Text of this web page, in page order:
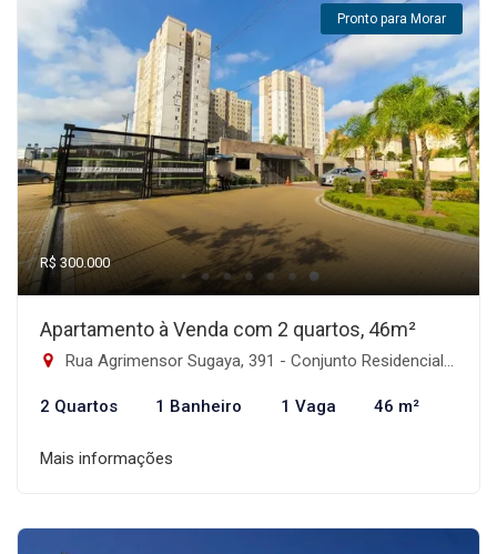
Pronto para Morar
R$ 300.000
Apartamento à Venda com 2 quartos, 46m²
Rua Agrimensor Sugaya, 391 - Conjunto Residencial José Bonifácio, São Paulo-SP
2 Quartos 1 Banheiro 1 Vaga 46 m²
Mais informações